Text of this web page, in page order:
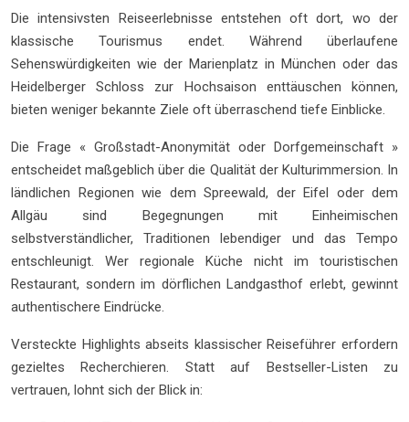
Die intensivsten Reiseerlebnisse entstehen oft dort, wo der
klassische Tourismus endet. Während überlaufene
Sehenswürdigkeiten wie der Marienplatz in München oder das
Heidelberger Schloss zur Hochsaison enttäuschen können,
bieten weniger bekannte Ziele oft überraschend tiefe Einblicke.
Die Frage « Großstadt-Anonymität oder Dorfgemeinschaft »
entscheidet maßgeblich über die Qualität der Kulturimmersion. In
ländlichen Regionen wie dem Spreewald, der Eifel oder dem
Allgäu sind Begegnungen mit Einheimischen
selbstverständlicher, Traditionen lebendiger und das Tempo
entschleunigt. Wer regionale Küche nicht im touristischen
Restaurant, sondern im dörflichen Landgasthof erlebt, gewinnt
authentischere Eindrücke.
Versteckte Highlights abseits klassischer Reiseführer erfordern
gezieltes Recherchieren. Statt auf Bestseller-Listen zu
vertrauen, lohnt sich der Blick in: